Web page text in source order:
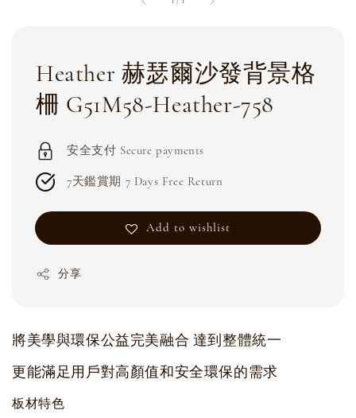
Heather 赫瑟爾沙發背景格
柵 G51M58-Heather-758
安全支付 Secure payments
7天鑑賞期 7 Days Free Return
Add to wishlist
分享
將美學與環保公益完美融合 達到整體統一
更能滿足用戶對高顏值和安全環保的需求
板材特色